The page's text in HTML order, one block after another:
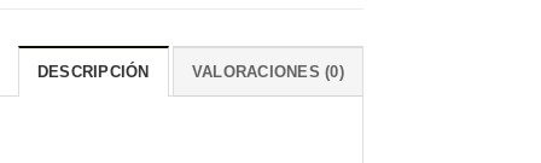
DESCRIPCIÓN VALORACIONES (0)